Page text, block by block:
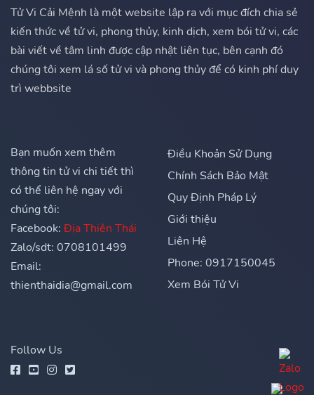
Tử Vi Cải Mệnh là một website lập ra với mục đích chia sẻ
kiến thức về tử vi, phong thủy, kinh dịch, xem bói tử vi, các
bài viết về tâm linh được cập nhật liên tục, bên cạnh đó
chúng tôi xem lá số tử vi và phong thủy để có kinh phí duy
trì webbsite
Bạn muốn xem thêm
thông tin tử vi chi tiết thì
có thể liên hệ ngay với
chúng tôi:
Facebook: Địa Thiên Thái
Zalo/sdt: 0708101499
Email:
thienthaidia@gmail.com
Điều Khoản Sử Dụng
Chính Sách Bảo Mật
Quy Định Pháp Lý
Giới thiệu
Liên Hệ
Phone: 0917150045
Xem Bói Tử Vi
Follow Us